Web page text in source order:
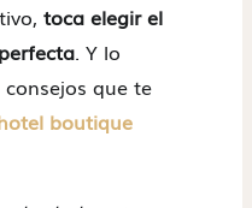
toca elegir el
. Y lo
que te
boutique